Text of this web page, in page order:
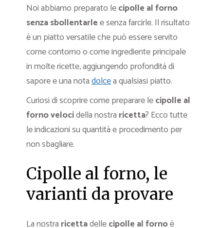
Noi abbiamo preparato lecipolle al forno
senza sbollentarlee senza farcirle. Il risultato
è un piatto versatile che può essere servito
come contorno o come ingrediente principale
in molte ricette, aggiungendo profondità di
sapore e una notadolcea qualsiasi piatto.
Curiosi di scoprire come preparare lecipolle al
fornovelocidella nostra ricetta? Ecco tutte
le indicazioni su quantità e procedimento per
non sbagliare.
Cipolle al forno, le
varianti da provare
La nostra ricettadellecipolle al fornoè